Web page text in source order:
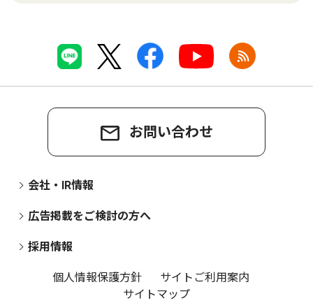
お問い合わせ
会社・IR情報
広告掲載をご検討の方へ
採用情報
個人情報保護方針
サイトご利用案内
サイトマップ